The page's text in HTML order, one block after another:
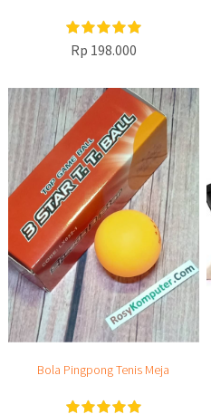
Rp 198.000
Bola Pingpong Tenis Meja